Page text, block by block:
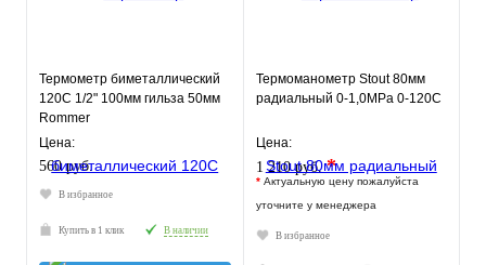
Термометр биметаллический
120С 1/2" 100мм гильза 50мм
Rommer
Цена:
560 руб.
В избранное
Купить в 1 клик В наличии
Термоманометр Stout 80мм
радиальный 0-1,0МРа 0-120С
Цена:
1 210 руб.*
* Актуальную цену пожалуйста
уточните у менеджера
В избранное